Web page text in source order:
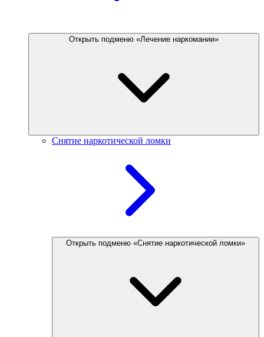
Открыть подменю «Лечение наркомании»
Снятие наркотической ломки
Открыть подменю «Снятие наркотической ломки»